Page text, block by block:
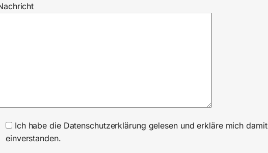
Ich habe die Datenschutzerklärung gelesen und erkläre mich damit
einverstanden.